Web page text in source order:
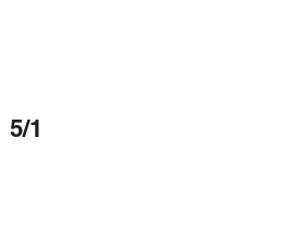
5/1